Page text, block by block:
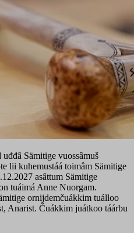
Sämitige vuossâmuš
lii kuhemustáá toimâm Sämitige
asâttum Sämitige
tuáimá Anne Nuorgam.
ornijdemčuákkim tuálloo
Anarist. Čuákkim juátkoo táárbu